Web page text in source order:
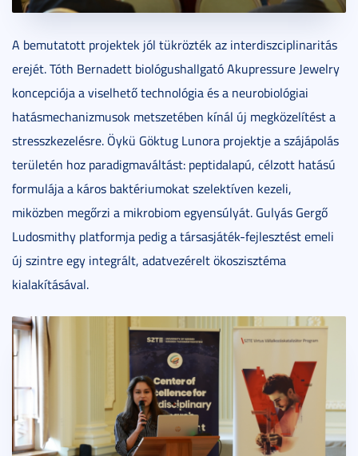
A bemutatott projektek jól tükrözték az interdiszciplinaritás
erejét. Tóth Bernadett biológushallgató Akupressure Jewelry
koncepciója a viselhető technológia és a neurobiológiai
hatásmechanizmusok metszetében kínál új megközelítést a
stresszkezelésre. Öykü Göktug Lunora projektje a szájápolás
területén hoz paradigmaváltást: peptidalapú, célzott hatású
formulája a káros baktériumokat szelektíven kezeli,
miközben megőrzi a mikrobiom egyensúlyát. Gulyás Gergő
Ludosmithy platformja pedig a társasjáték-fejlesztést emeli
új szintre egy integrált, adatvezérelt ökoszisztéma
kialakításával.